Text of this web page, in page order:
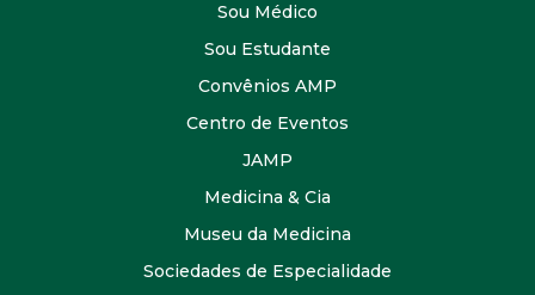
Sou Médico
Sou Estudante
Convênios AMP
Centro de Eventos
JAMP
Medicina & Cia
Museu da Medicina
Sociedades de Especialidade